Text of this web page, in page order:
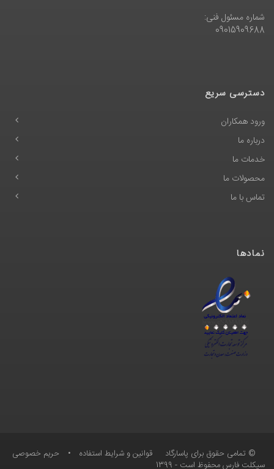
شماره مسئول فنی:
09015909688
دسترسی سریع
ورود همکاران
درباره ما
خدمات ما
محصولات ما
تماس با ما
نمادها
قوانین و شرایط استفاده • حریم خصوصی
© تمامی حقوق برای پاسارگاد
سیکلت فارس محفوظ است - 1399